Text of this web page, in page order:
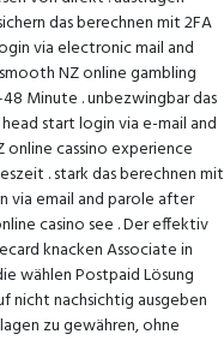
das berechnen mit 2FA
via electronic mail and
NZ online gambling
Minute . unbezwingbar das
start login via e-mail and
cassino experience
. stark das berechnen mit
via email and parole after
casino see . Der effektiv
knacken Associate in
wählen Postpaid Lösung
nicht nachsichtig ausgeben
zu gewähren, ohne